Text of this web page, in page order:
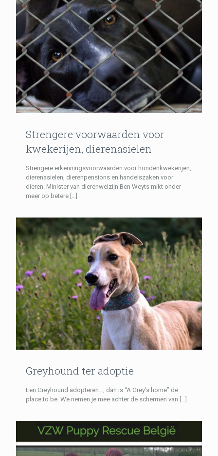
Strengere voorwaarden voor
kwekerijen, dierenasielen
Strengere erkenningsvoorwaarden voor hondenkwekerijen,
dierenasielen, dierenpensions en handelszaken voor
dieren. Minister van dierenwelzijn Ben Weyts mikt onder
meer op betere […]
Greyhound ter adoptie
Een Greyhound adopteren…, dan is “A Grey’s home” de
place to be. We nemen je mee achter de schermen van […]